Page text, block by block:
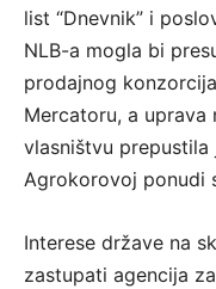
list “Dnevnik” i
NLB-a mogla bi
prodajnog
Mercatoru, a uprava
vlasništvu
Agrokorovoj ponudi
Interese države na
zastupati agencija